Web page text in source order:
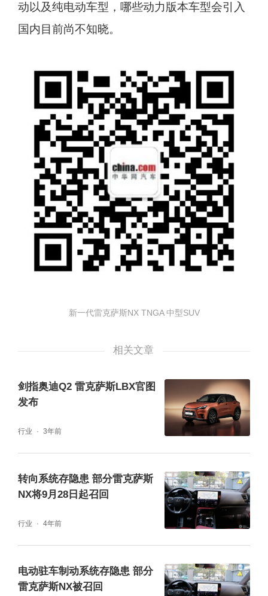
动以及纯电动车型，哪些动力版本车型会引入
国内目前尚不知晓。
新一代雷克萨斯NX TNGA 中型SUV
相关文章
剑指奥迪Q2 雷克萨斯LBX官图
发布
行业 3年前
转向系统存隐患 部分雷克萨斯
NX将9月28日起召回
行业 4年前
电动驻车制动系统存隐患 部分
雷克萨斯NX被召回